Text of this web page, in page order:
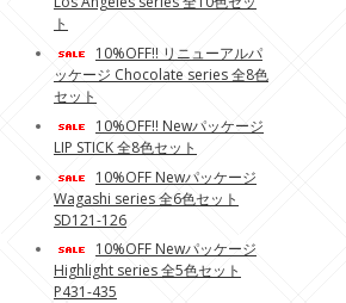
ト
10%OFF!! リニューアルパ
ッケージ Chocolate series 全8色
セット
10%OFF!! Newパッケージ
LIP STICK 全8色セット
10%OFF Newパッケージ
Wagashi series 全6色セット
SD121-126
10%OFF Newパッケージ
Highlight series 全5色セット
P431-435